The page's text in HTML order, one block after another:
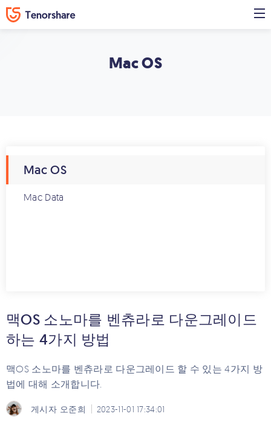
Mac OS
Mac OS
Mac Data
맥OS 소노마를 벤츄라로 다운그레이드
하는 4가지 방법
맥OS 소노마를 벤츄라로 다운그레이드 할 수 있는 4가지 방
법에 대해 소개합니다.
게시자 오준희 2023-11-01 17:34:01